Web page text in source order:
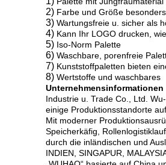
2) Farbe und Größe
3) Wartungsfreie u. sicher als
4) Kann Ihr LOGO drucken,
5) Iso-Norm Palette
6) Waschbare, porenfreie
7) Kunststoffpaletten bieten
8) Wertstoffe und waschbares
Unternehmensinformationen
Industrie u. Trade Co., Ltd.
einige Produktionsstandorte
Mit moderner
Speicherkäfig,
durch die inländischen und
INDIEN, SINGAPUR,